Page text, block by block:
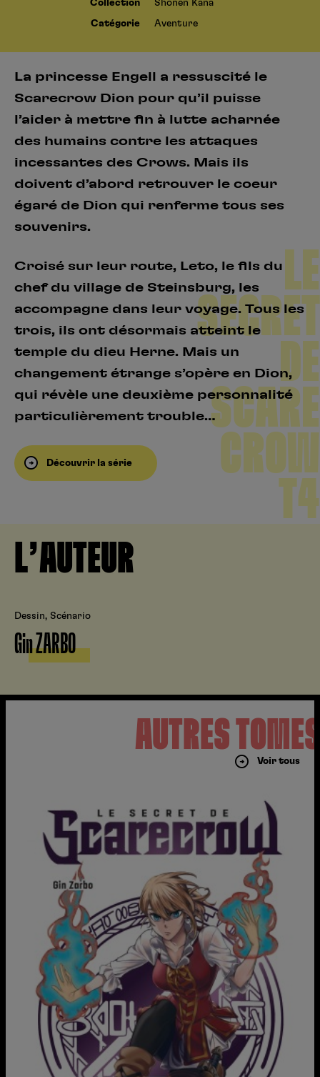
Collection Shonen Kana
Catégorie Aventure
La princesse Engell a ressuscité le
Scarecrow Dion pour qu’il puisse
l’aider à mettre fin à lutte acharnée
des humains contre les attaques
incessantes des Crows. Mais ils
doivent d’abord retrouver le coeur
égaré de Dion qui renferme tous ses
souvenirs.
Croisé sur leur route, Leto, le fils du
chef du village de Steinsburg, les
accompagne dans leur voyage. Tous les
trois, ils ont désormais atteint le
temple du dieu Herne. Mais un
changement étrange s’opère en Dion,
qui révèle une deuxième personnalité
particulièrement trouble…
Découvrir la série
LE
SECRET
DE
SCARE
CROW
T4
L’AUTEUR
Dessin, Scénario
Gin ZARBO
AUTRES
Voir tous